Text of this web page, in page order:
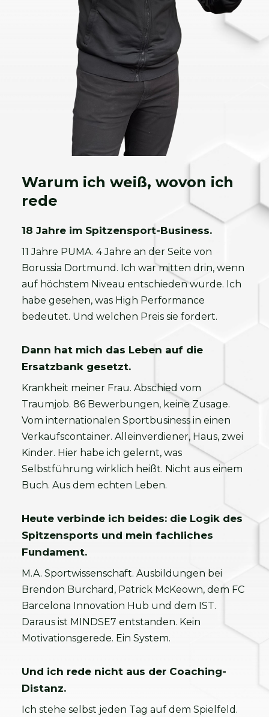
Warum ich weiß, wovon ich
rede
18 Jahre im Spitzensport-Business.
11 Jahre PUMA. 4 Jahre an der Seite von
Borussia Dortmund. Ich war mitten drin, wenn
auf höchstem Niveau entschieden wurde. Ich
habe gesehen, was High Performance
bedeutet. Und welchen Preis sie fordert.
Dann hat mich das Leben auf die
Ersatzbank gesetzt.
Krankheit meiner Frau. Abschied vom
Traumjob. 86 Bewerbungen, keine Zusage.
Vom internationalen Sportbusiness in einen
Verkaufscontainer. Alleinverdiener, Haus, zwei
Kinder. Hier habe ich gelernt, was
Selbstführung wirklich heißt. Nicht aus einem
Buch. Aus dem echten Leben.
Heute verbinde ich beides: die Logik des
Spitzensports und mein fachliches
Fundament.
M.A. Sportwissenschaft. Ausbildungen bei
Brendon Burchard, Patrick McKeown, dem FC
Barcelona Innovation Hub und dem IST.
Daraus ist MINDSE7 entstanden. Kein
Motivationsgerede. Ein System.
Und ich rede nicht aus der Coaching-
Distanz.
Ich stehe selbst jeden Tag auf dem Spielfeld.